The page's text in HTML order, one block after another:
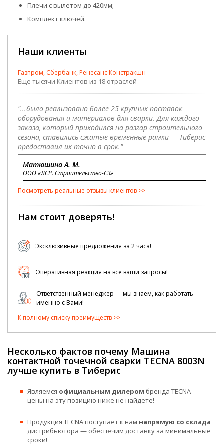
Плечи с вылетом до 420мм;
Комплект ключей.
Наши клиенты
Газпром, Сбербанк, Ренесанс Констракшн
Еще тысячи Клиентов из 18 отраслей
"...было реализовано более 25 крупных поставок
оборудования и материалов для сварки. Для каждого
заказа, который приходился на разгар строительного
сезона, ставились сжатые временные рамки — Тиберис
предоставил их точно в срок."
Матюшина А. М.
ООО «ЛСР. Строительство-СЗ»
Посмотреть реальные отзывы клиентов
Нам стоит доверять!
Эксклюзивные предложения за 2 часа!
Оперативная реакция на все ваши запросы!
Ответственный менеджер — мы знаем, как работать
именно с Вами!
К полному списку преимуществ
Несколько фактов почему Машина
контактной точечной сварки TECNA 8003N
лучше купить в Тиберис
Являемся официальным дилером бренда TECNA —
цены на эту позицию ниже не найдете!
Продукция TECNA поступает к нам напрямую со склада
дистрибьютора — обеспечим доставку за минимальные
сроки!